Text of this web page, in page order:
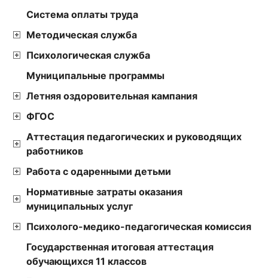
Cистема оплаты труда
Методическая служба
Психологическая служба
Муниципальные программы
Летняя оздоровительная кампания
ФГОС
Аттестация педагогических и руководящих
работников
Работа с одаренными детьми
Нормативные затраты оказания
муниципальных услуг
Психолого-медико-педагогическая комиссия
Государственная итоговая аттестация
обучающихся 11 классов